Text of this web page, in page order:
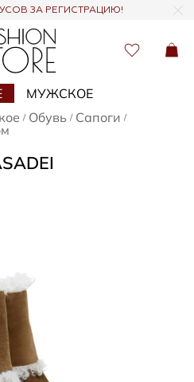
ЗА РЕГИСТРАЦИЮ!
МУЖСКОЕ
/ Обувь / Сапоги /